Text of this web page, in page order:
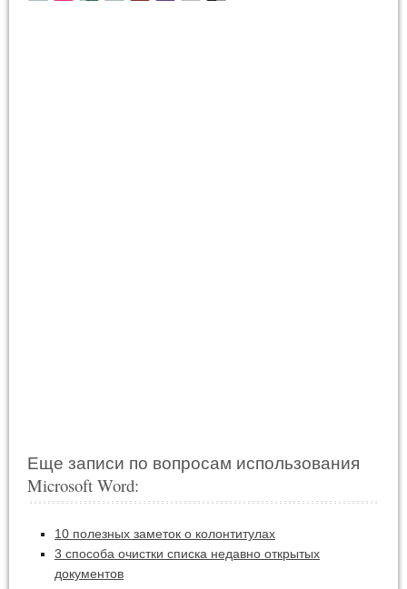
Еще записи по вопросам использования
Microsoft Word:
10 полезных заметок о колонтитулах
3 способа очистки списка недавно открытых
документов